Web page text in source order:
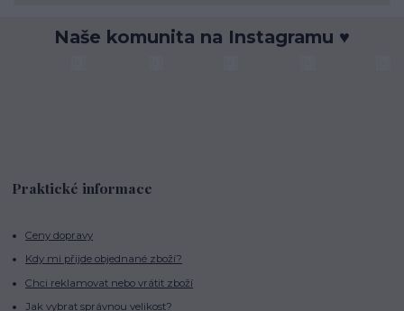
Naše komunita na Instagramu ♥
Praktické informace
Ceny dopravy
Kdy mi přijde objednané zboží?
Chci reklamovat nebo vrátit zboží
Jak vybrat správnou velikost?